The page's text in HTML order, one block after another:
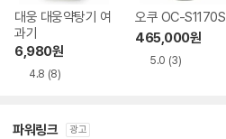
대웅 대웅약탕기 여
과기
6,980원
4.8 (8)
오쿠 OC-S1170S
465,000원
5.0 (3)
파워링크 광고